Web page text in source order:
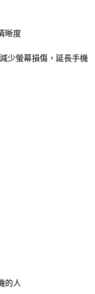
晰度
少螢幕損傷，延長手機
的人